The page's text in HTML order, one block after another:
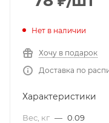
Нет в наличии
Хочу в подарок
Доставка по
Характеристики
Вес, кг — 0.09